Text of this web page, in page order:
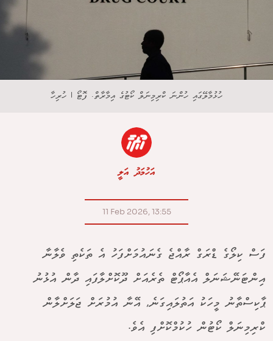
ހުޅުމާލޭގައި ހުންނަ ކްރިމިނަލް ކޯޓުގެ އިމާރާތް. ފޮޓޯ | ހުރިހާ
އަހުމަދު އަލީ
11 Feb 2026, 13:55
ފަސް ކިލޯގެ ޑްރަގް ރާއްޖެ ގެނައުމަށްފަހު އެ ތަކެތި ވެލާނާ
އިންޓަނޭޝަނަލް އެއާޕޯޓް ތެރެއަށް ދޫކޮށްލާފައި ދާން އުޅުނު
ޕާކިސްތާނު މީހަކު އަތުލައިގަނެ, އޭނާ އުމުރަށް ޖަލަށްލާން
ކްރިމިނަލް ކޯޓުން ހުކުމްކޮށްފި އެވެ.